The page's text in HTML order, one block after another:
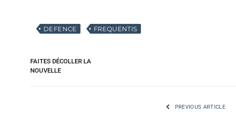
DEFENCE FREQUENTIS
FAITES DÉCOLLER LA
NOUVELLE
PREVIOUS ARTICLE